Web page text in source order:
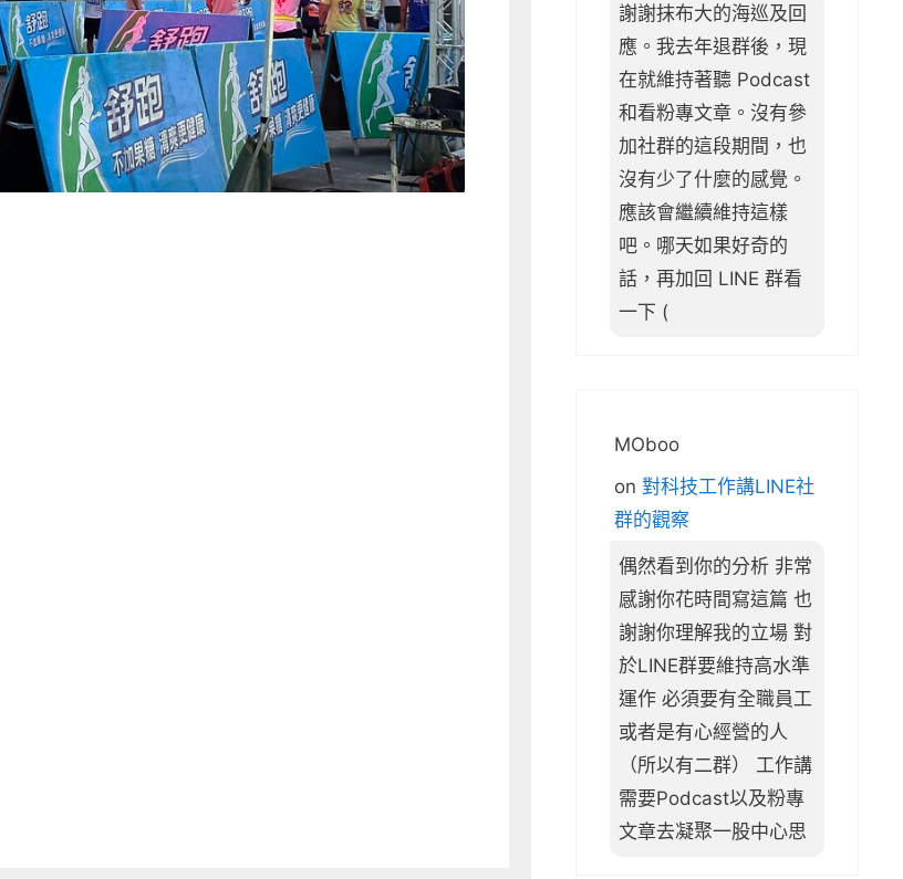
謝謝抹布大的海巡及回
應。我去年退群後，現
在就維持著聽 Podcast
和看粉專文章。沒有參
加社群的這段期間，也
沒有少了什麼的感覺。
應該會繼續維持這樣
吧。哪天如果好奇的
話，再加回 LINE 群看
一下 (
MOboo
on 對科技工作講LINE社
群的觀察
偶然看到你的分析 非常
感謝你花時間寫這篇 也
謝謝你理解我的立場 對
於LINE群要維持高水準
運作 必須要有全職員工
或者是有心經營的人
（所以有二群） 工作講
需要Podcast以及粉專
文章去凝聚一股中心思